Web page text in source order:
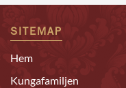
SITEMAP
Hem
Kungafamiljen